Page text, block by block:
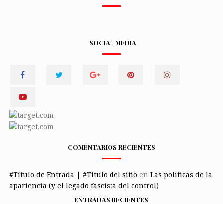
SOCIAL MEDIA
COMENTARIOS RECIENTES
#Título de Entrada | #Título del sitio en Las políticas de la
apariencia (y el legado fascista del control)
ENTRADAS RECIENTES